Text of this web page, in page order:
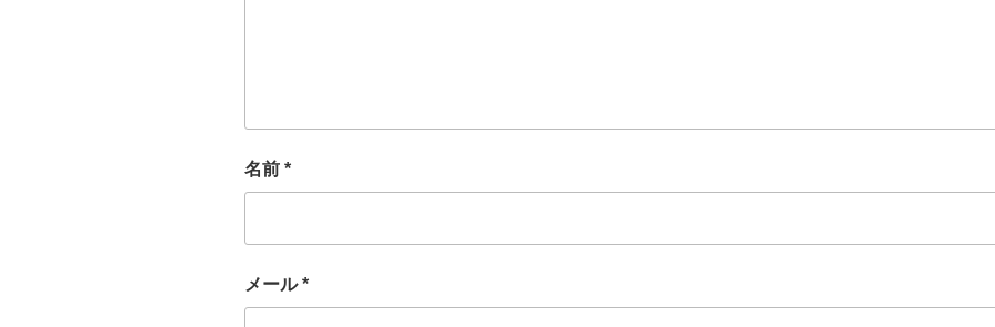
名前 *
メール*